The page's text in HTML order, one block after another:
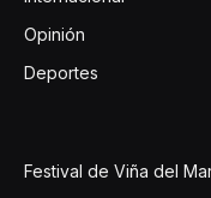
Opinión
Deportes
Festival de Viña del